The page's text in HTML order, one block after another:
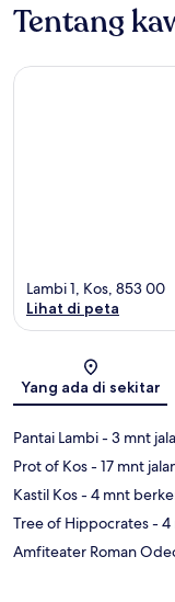
Tentang
Lambi 1, Kos, 853 00
Lihat di peta
Yang ada di sekitar
Pantai Lambi- 3 mnt
Prot of Kos- 17 mnt
Kastil Kos- 4 mnt
Tree of Hippocrates- 4
Amfiteater Roman